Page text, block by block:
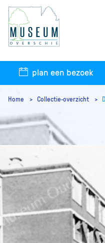
plan een bezoek
Home Collectie-overzicht